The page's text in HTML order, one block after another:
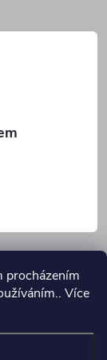
procházením
Více